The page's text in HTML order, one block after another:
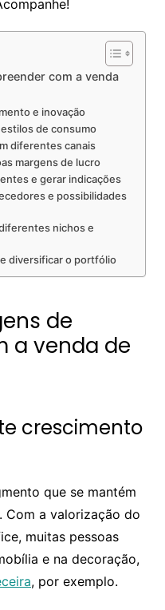
com a venda
e inovação
de consumo
diferentes canais
margens de lucro
e gerar indicações
e possibilidades
nichos e
diversificar o portfólio
de
a venda de
crescimento
que se mantém
Com a valorização do
muitas pessoas
e na decoração,
, por exemplo.